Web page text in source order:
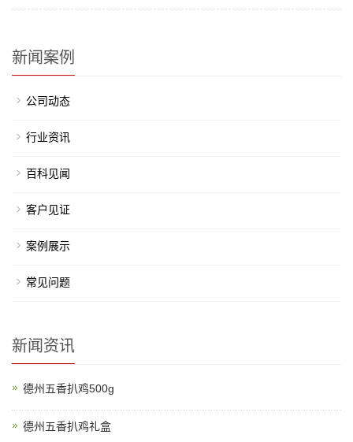
新闻案例
公司动态
行业资讯
百科见闻
客户见证
案例展示
常见问题
新闻资讯
德州五香扒鸡500g
德州五香扒鸡礼盒